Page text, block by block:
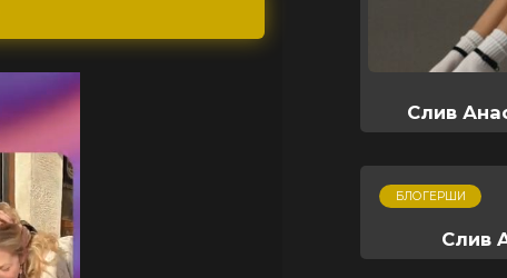
Слив
БЛОГЕРШИ
Слив